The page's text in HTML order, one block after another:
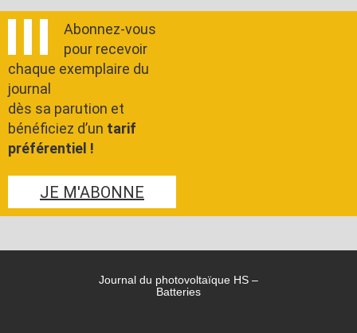
Abonnez-vous
pour recevoir
chaque exemplaire du
journal
dès sa parution et
bénéficiez d’un tarif
préférentiel !
JE M'ABONNE
Journal du photovoltaïque HS –
Batteries